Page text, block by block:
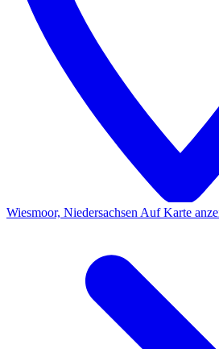
Wiesmoor, Niedersachsen Auf Karte